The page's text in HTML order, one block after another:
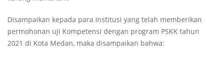
Disampaikan kepada para Institusi yang telah memberikan
permohonan uji Kompetensi dengan program PSKK tahun
2021 di Kota Medan, maka disampaikan bahwa: